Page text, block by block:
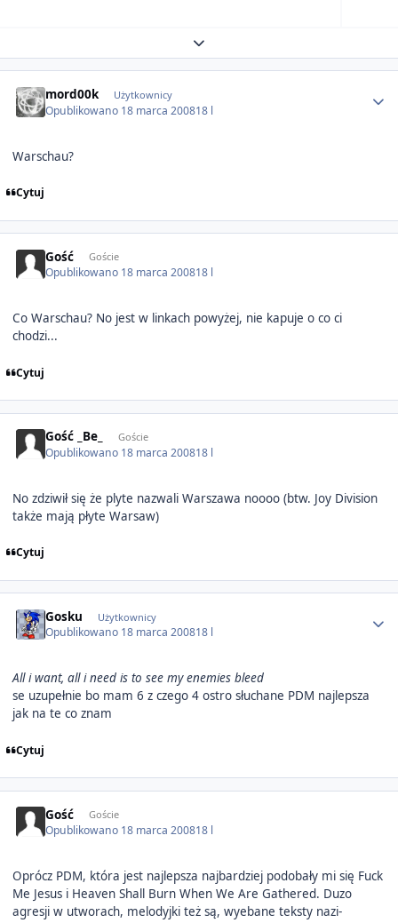
Expand topic overview
mord00k Użytkownicy
Opublikowano 18 marca 200818 l
Warschau?
Cytuj
Gość Goście
Opublikowano 18 marca 200818 l
Co Warschau? No jest w linkach powyżej, nie kapuje o co ci
chodzi...
Cytuj
Gość _Be_ Goście
Opublikowano 18 marca 200818 l
No zdziwił się że plyte nazwali Warszawa noooo (btw. Joy Division
także mają płyte Warsaw)
Cytuj
Gosku Użytkownicy
Opublikowano 18 marca 200818 l
All i want, all i need is to see my enemies bleed
se uzupełnie bo mam 6 z czego 4 ostro słuchane PDM najlepsza
jak na te co znam
Cytuj
Gość Goście
Opublikowano 18 marca 200818 l
Oprócz PDM, która jest najlepsza najbardziej podobały mi się Fuck
Me Jesus i Heaven Shall Burn When We Are Gathered. Duzo
agresji w utworach, melodyjki też są, wyebane teksty nazi-